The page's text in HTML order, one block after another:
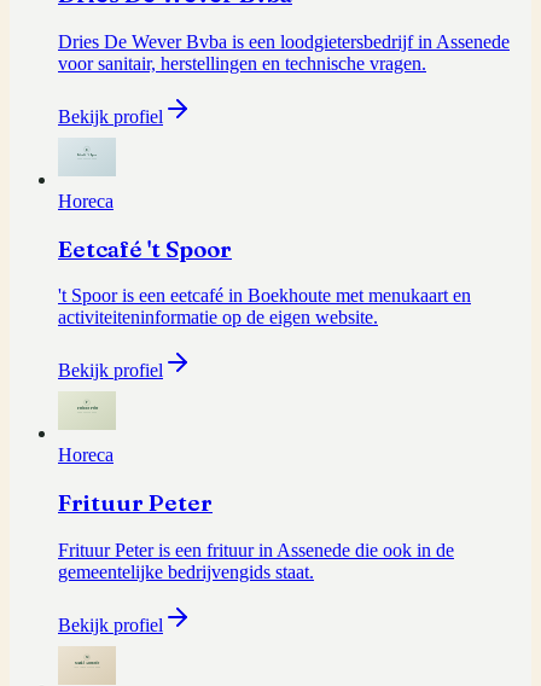
Dries De Wever Bvba is een loodgietersbedrijf in Assenede
voor sanitair, herstellingen en technische vragen.
Bekijk profiel
Horeca
Eetcafé 't Spoor
't Spoor is een eetcafé in Boekhoute met menukaart en
activiteiteninformatie op de eigen website.
Bekijk profiel
Horeca
Frituur Peter
Frituur Peter is een frituur in Assenede die ook in de
gemeentelijke bedrijvengids staat.
Bekijk profiel